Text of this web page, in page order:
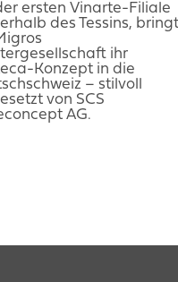
ersten Vinarte-Filiale
des Tessins, bringt
ihr
Konzept in die
– stilvoll
von SCS
AG.